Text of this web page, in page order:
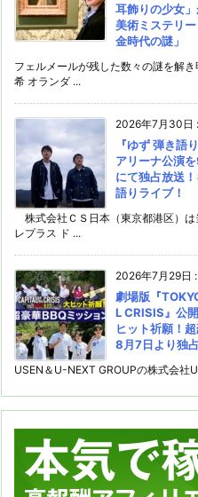
耳飾りの少女
美術ミステリ
金時代の謎」
フェルメールが残した数々の謎を解
希 オランダ ...
2026年7月30日 :
『ゆず 弾き語
アリーナ公演
にて独占放送
語りライブ！
株式会社ＣＳ日本（東京都港区）
レプラス ド ...
2026年7月29日 :
劇場版『
L CRISIS』公
ヒット祈願！
8月7日より独
USEN＆U-NEXT GROUPの株式会社